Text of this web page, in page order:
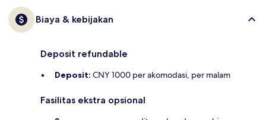
Biaya & kebijakan
Deposit refundable
Deposit: CNY 1000 per akomodasi, per malam
Fasilitas ekstra opsional